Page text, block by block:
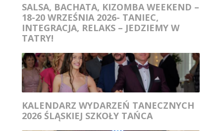
SALSA, BACHATA, KIZOMBA WEEKEND –
18-20 WRZEŚNIA 2026- TANIEC,
INTEGRACJA, RELAKS – JEDZIEMY W
TATRY!
KALENDARZ WYDARZEŃ TANECZNYCH
2026 ŚLĄSKIEJ SZKOŁY TAŃCA